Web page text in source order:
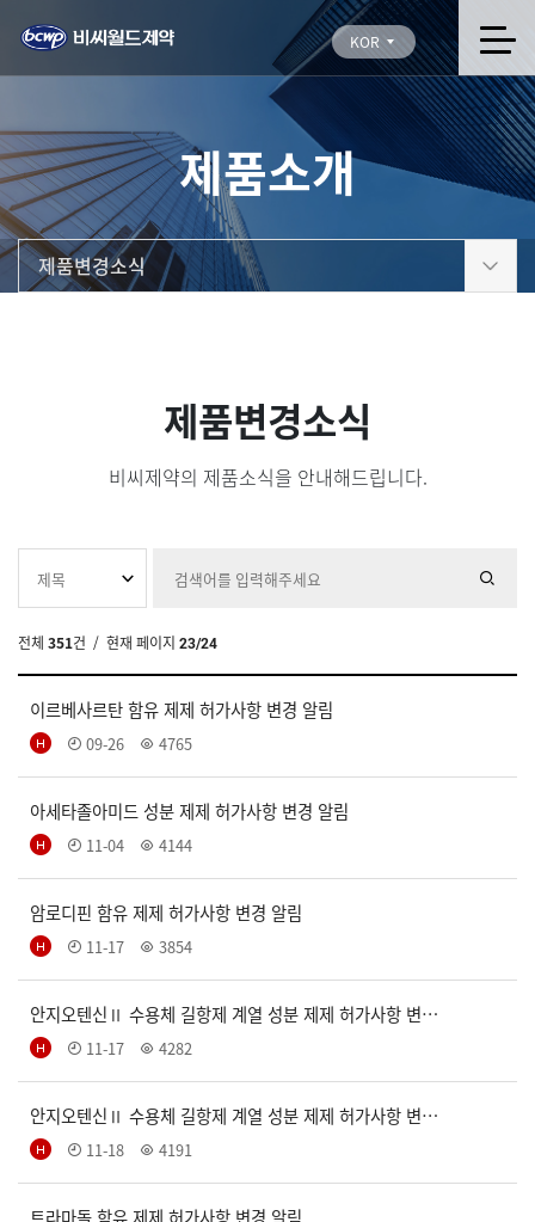
KOR
제품소개
제품변경소식
제품변경소식
비씨제약의 제품소식을 안내해드립니다.
전체 351건 / 현재 페이지 23/24
이르베사르탄 함유 제제 허가사항 변경 알림
09-26 4765
아세타졸아미드 성분 제제 허가사항 변경 알림
11-04 4144
암로디핀 함유 제제 허가사항 변경 알림
11-17 3854
안지오텐신Ⅱ 수용체 길항제 계열 성분 제제 허가사항 변…
11-17 4282
안지오텐신Ⅱ 수용체 길항제 계열 성분 제제 허가사항 변…
11-18 4191